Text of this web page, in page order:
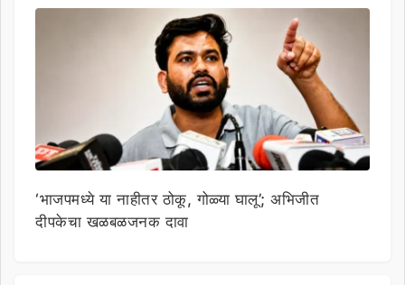
‘भाजपमध्ये या नाहीतर ठोकू, गोळ्या घालू’; अभिजीत
दीपकेचा खळबळजनक दावा